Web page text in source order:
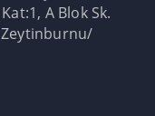
A Blok Sk.
Zeytinburnu/